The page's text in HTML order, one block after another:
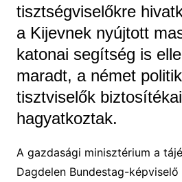
tisztségviselőkre
a Kijevnek nyújtott
katonai segítség is
maradt, a német
tisztviselők
hagyatkoztak.
A gazdasági minisztérium a
Dagdelen Bundestag-